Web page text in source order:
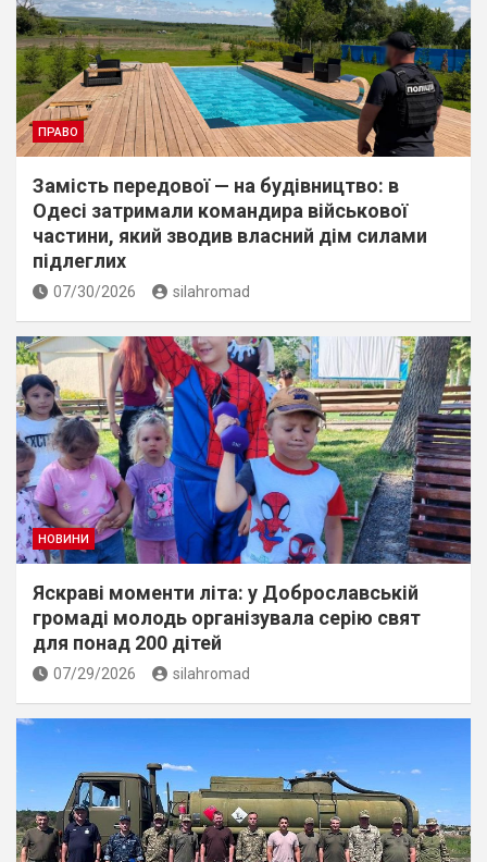
ПРАВО
Замість передової — на будівництво: в
Одесі затримали командира військової
частини, який зводив власний дім силами
підлеглих
07/30/2026 silahromad
НОВИНИ
Яскраві моменти літа: у Доброславській
громаді молодь організувала серію свят
для понад 200 дітей
07/29/2026 silahromad